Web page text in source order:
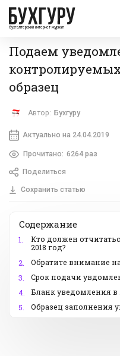
бухгалтерский интернет-журнал
Подаем
контролируемых
образец
Автор: Бухгуру
Актуально на 24.04.2019
Прочитано: 6264 раз
Поделиться
Сохранить статью
Содержание
1.
Кто должен
2018 год?
2.
Обратите внимание
3.
Срок подачи
4.
Бланк уведомления в
5.
Образец заполнения